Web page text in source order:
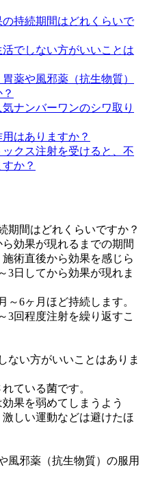
持続期間はどれくらいで
でしない方がいいことは
薬や風邪薬（抗生物質）
ナンバーワンのシワ取り
はありますか？
クス注射を受けると、不
か？
期間はどれくらいですか？
効果が現れるまでの期間
術直後から効果を感じら
3日してから効果が現れま
～6ヶ月ほど持続します。
3回程度注射を繰り返すこ
ない方がいいことはありま
ている菌です。
果を弱めてしまうよう
しい運動などは避けたほ
風邪薬（抗生物質）の服用